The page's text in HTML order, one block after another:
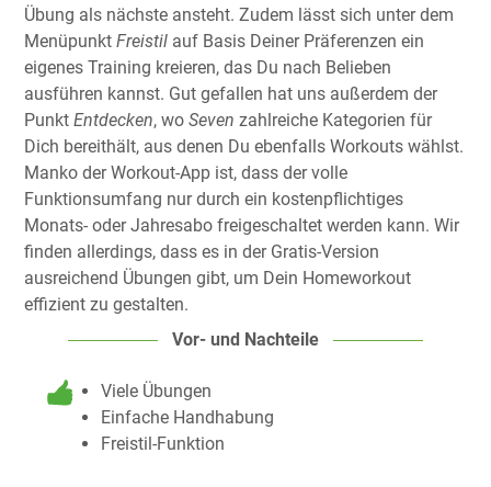
Übung als nächste ansteht. Zudem lässt sich unter dem
Menüpunkt Freistil auf Basis Deiner Präferenzen ein
eigenes Training kreieren, das Du nach Belieben
ausführen kannst. Gut gefallen hat uns außerdem der
Punkt Entdecken, wo Seven zahlreiche Kategorien für
Dich bereithält, aus denen Du ebenfalls Workouts wählst.
Manko der Workout-App ist, dass der volle
Funktionsumfang nur durch ein kostenpflichtiges
Monats- oder Jahresabo freigeschaltet werden kann. Wir
finden allerdings, dass es in der Gratis-Version
ausreichend Übungen gibt, um Dein Homeworkout
effizient zu gestalten.
Vor- und Nachteile
Viele Übungen
Einfache Handhabung
Freistil-Funktion